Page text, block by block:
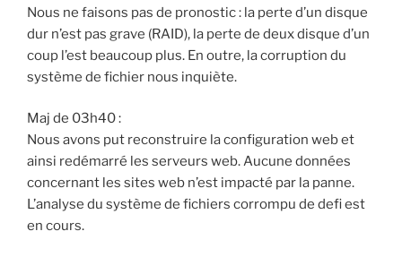
Nous ne faisons pas de pronostic : la perte d’un disque
dur n’est pas grave (RAID), la perte de deux disque d’un
coup l’est beaucoup plus. En outre, la corruption du
système de fichier nous inquiète.
Maj de 03h40 :
Nous avons put reconstruire la configuration web et
ainsi redémarré les serveurs web. Aucune données
concernant les sites web n’est impacté par la panne.
L’analyse du système de fichiers corrompu de defi est
en cours.